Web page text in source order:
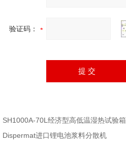
验证码：
SH1000A-70L经济型高低温湿热试验箱
Dispermat进口锂电池浆料分散机